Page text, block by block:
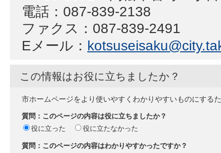
電話：087-839-2138
ファクス：087-839-2491
Eメール：
この情報はお役に立ちましたか？
市ホームページをより使いやすくわかりやすいものにする
質問：このページの内容は役に立ちましたか？
役に立った
役に立たなかった
質問：このページの内容はわかりやすかったですか？